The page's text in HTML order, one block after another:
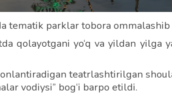
tematik parklar tobora
qolayotgani yo‘q va yildan yilga
teatrlashtirilgan
vodiysi” bog‘i barpo etildi.